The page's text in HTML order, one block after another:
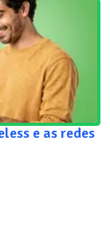
e as redes